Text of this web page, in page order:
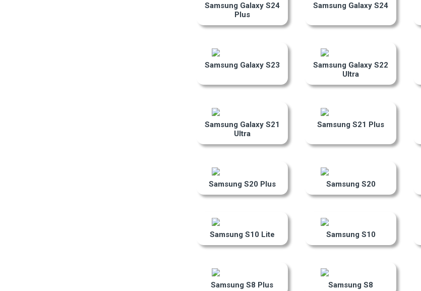
Samsung Galaxy S24
Plus
Samsung Galaxy S24
Samsung Galaxy S23
Samsung Galaxy S22
Ultra
Samsung Galaxy S21
Ultra
Samsung S21 Plus
Samsung S20 Plus Samsung S20
Samsung S10 Lite Samsung S10
Samsung S8 Plus Samsung S8